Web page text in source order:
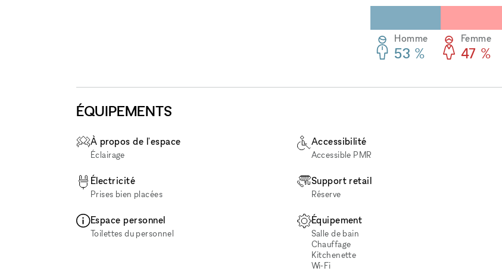
Femme
47 %
Homme
53 %
ÉQUIPEMENTS
À propos de l'espace
Éclairage
Accessibilité
Accessible PMR
Électricité
Prises bien placées
Support retail
Réserve
Espace personnel
Toilettes du personnel
Équipement
Salle de bain
Chauffage
Kitchenette
Wi‑Fi